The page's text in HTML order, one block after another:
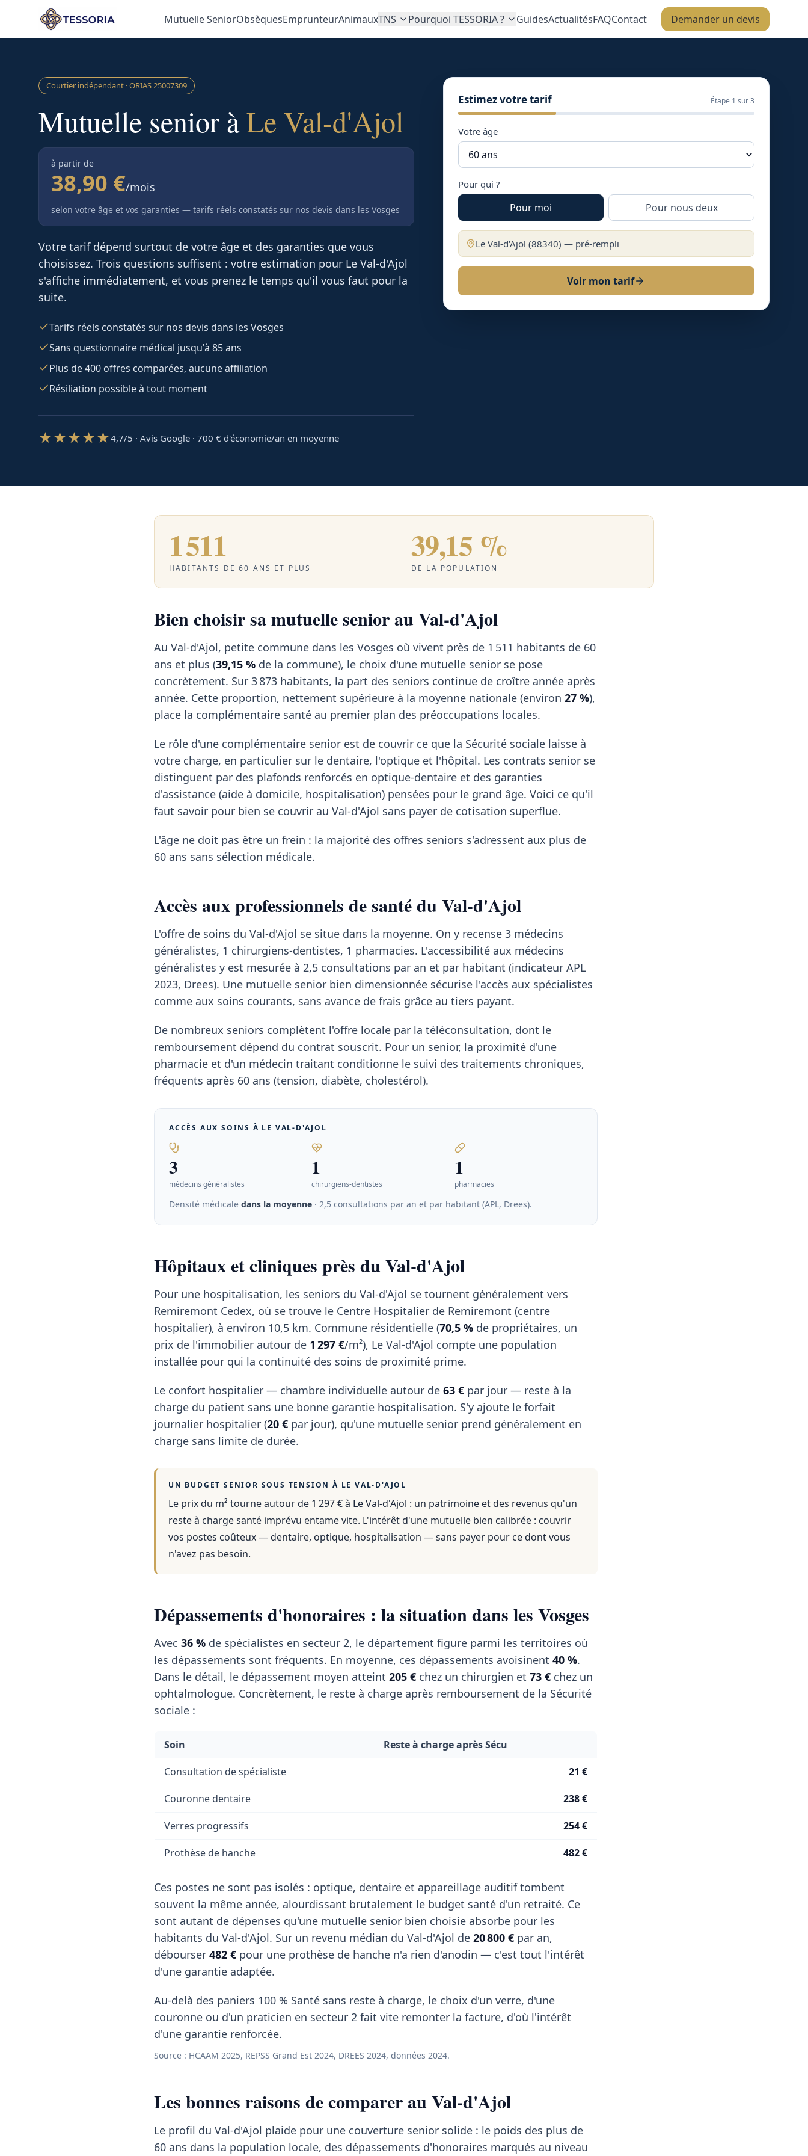
Aller au contenu principal
Mutuelle SeniorObsèquesEmprunteurAnimauxTNS Pourquoi TESSORIA ? GuidesActualitésFAQContact Demander un devis
Courtier indépendant · ORIAS25007309
Mutuelle senior àLe Val-d'Ajol
à partir de
38,90 €/mois
selon votre âge et vos garanties — tarifs réels constatés sur nos devis dans les Vosges
Votre tarif dépend surtout de votre âge et des garanties que vous
choisissez. Trois questions suffisent : votre estimation pour Le Val-d'Ajol
s'affiche immédiatement, et vous prenez le temps qu'il vous faut pour la
suite.
Tarifs réels constatés sur nos devis dans les Vosges
Sans questionnaire médical jusqu'à 85 ans
Plus de 400 offres comparées, aucune affiliation
Résiliation possible à tout moment
★★★★★4,7/5 · Avis Google · 700 € d'économie/an en moyenne
Estimez votre tarif Étape 1 sur 3
Votre âge
Pour qui ?
Pour moi Pour nous deux
Le Val-d'Ajol (88340) — pré-rempli
Voir mon tarif
1 511
HABITANTS DE 60 ANS ET PLUS
39,15 %
DE LA POPULATION
Bien choisir sa mutuelle senior au Val-d'Ajol
Au Val-d'Ajol, petite commune dans les Vosges où vivent près de 1 511 habitants de 60
ans et plus (39,15 % de la commune), le choix d'une mutuelle senior se pose
concrètement. Sur 3 873 habitants, la part des seniors continue de croître année après
année. Cette proportion, nettement supérieure à la moyenne nationale (environ 27 %),
place la complémentaire santé au premier plan des préoccupations locales.
Le rôle d'une complémentaire senior est de couvrir ce que la Sécurité sociale laisse à
votre charge, en particulier sur le dentaire, l'optique et l'hôpital. Les contrats senior se
distinguent par des plafonds renforcés en optique-dentaire et des garanties
d'assistance (aide à domicile, hospitalisation) pensées pour le grand âge. Voici ce qu'il
faut savoir pour bien se couvrir au Val-d'Ajol sans payer de cotisation superflue.
L'âge ne doit pas être un frein : la majorité des offres seniors s'adressent aux plus de
60 ans sans sélection médicale.
Accès aux professionnels de santé du Val-d'Ajol
L'offre de soins du Val-d'Ajol se situe dans la moyenne. On y recense 3 médecins
généralistes, 1 chirurgiens-dentistes, 1 pharmacies. L'accessibilité aux médecins
généralistes y est mesurée à 2,5 consultations par an et par habitant (indicateur APL
2023, Drees). Une mutuelle senior bien dimensionnée sécurise l'accès aux spécialistes
comme aux soins courants, sans avance de frais grâce au tiers payant.
De nombreux seniors complètent l'offre locale par la téléconsultation, dont le
remboursement dépend du contrat souscrit. Pour un senior, la proximité d'une
pharmacie et d'un médecin traitant conditionne le suivi des traitements chroniques,
fréquents après 60 ans (tension, diabète, cholestérol).
ACCÈS AUX SOINS À LE VAL-D'AJOL
3
médecins généralistes
1
chirurgiens-dentistes
1
pharmacies
Densité médicale dans la moyenne · 2,5 consultations par an et par habitant (APL, Drees).
Hôpitaux et cliniques près du Val-d'Ajol
Pour une hospitalisation, les seniors du Val-d'Ajol se tournent généralement vers
Remiremont Cedex, où se trouve le Centre Hospitalier de Remiremont (centre
hospitalier), à environ 10,5 km. Commune résidentielle (70,5 % de propriétaires, un
prix de l'immobilier autour de 1 297 €/m²), Le Val-d'Ajol compte une population
installée pour qui la continuité des soins de proximité prime.
Le confort hospitalier — chambre individuelle autour de 63 € par jour — reste à la
charge du patient sans une bonne garantie hospitalisation. S'y ajoute le forfait
journalier hospitalier (20 € par jour), qu'une mutuelle senior prend généralement en
charge sans limite de durée.
UN BUDGET SENIOR SOUS TENSION À LE VAL-D'AJOL
Le prix du m² tourne autour de 1 297 €à Le Val-d'Ajol : un patrimoine et des revenus qu'un
reste à charge santé imprévu entame vite. L'intérêt d'une mutuelle bien calibrée : couvrir
vos postes coûteux — dentaire, optique, hospitalisation — sans payer pour ce dont vous
n'avez pas besoin.
Dépassements d'honoraires : la situation dans les Vosges
Avec 36 % de spécialistes en secteur 2, le département figure parmi les territoires où
les dépassements sont fréquents. En moyenne, ces dépassements avoisinent 40 %.
Dans le détail, le dépassement moyen atteint 205 € chez un chirurgien et 73 € chez un
ophtalmologue. Concrètement, le reste à charge après remboursement de la Sécurité
sociale :
Soin Reste à charge après Sécu
Consultation de spécialiste 21 €
Couronne dentaire 238 €
Verres progressifs 254 €
Prothèse de hanche 482 €
Ces postes ne sont pas isolés : optique, dentaire et appareillage auditif tombent
souvent la même année, alourdissant brutalement le budget santé d'un retraité. Ce
sont autant de dépenses qu'une mutuelle senior bien choisie absorbe pour les
habitants du Val-d'Ajol. Sur un revenu médian du Val-d'Ajol de 20 800 € par an,
débourser 482 € pour une prothèse de hanche n'a rien d'anodin — c'est tout l'intérêt
d'une garantie adaptée.
Au-delà des paniers 100 % Santé sans reste à charge, le choix d'un verre, d'une
couronne ou d'un praticien en secteur 2 fait vite remonter la facture, d'où l'intérêt
d'une garantie renforcée.
Source : HCAAM 2025, REPSS Grand Est 2024, DREES 2024, données 2024.
Les bonnes raisons de comparer au Val-d'Ajol
Le profil du Val-d'Ajol plaide pour une couverture senior solide : le poids des plus de
60 ans dans la population locale, des dépassements d'honoraires marqués au niveau